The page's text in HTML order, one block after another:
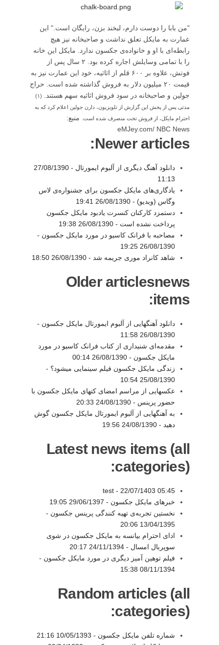
"من بابا را دوست دارم، لبخند بزن، رایگان است." این
عمارت به مایکل تعلق نداشت و صاحبخانه نیز هیچ
رابطه‌ای با او و خانواده‌ی جکسون ندارد. مایکل این خانه
را با تمامی وسایلش اجاره کرده بود. ۲ سال پس از
فوتش، علاوه بر ۶۰۰ قلم از اثاثیه، خود این عمارت نیز به
قیمت ۲۰ میلیون دلار به فروش گذاشته شده است. حراج
جولین و صاحبخانه در سود فروش اثاثیه سهم هستند.
(۱)
مدتی پس از پخش این گزارش از تلویزیون، دارن جولین اعلام کرد که به
احترام مایکل، از فروش تخت منصرف شده است.
منبع:
eMJey.com/ NBC News
Newer articles:
دانلود آهنگ دیگری از آلبوم ایمورتال - 27/08/1390
11:13
یادگاری‌های مایکل جکسون برای جشنواره‌ی لاس
وگاس (ویدیو) - 26/08/1390 19:41
دستمزد کارکنان کنسرت یادبود مایکل جکسون
پرداخت نشده است - 26/08/1390 19:38
مصاحبه با فرانک کاسیو در مورد مایکل جکسون -
26/08/1390 19:25
شاهد کانراد موری جریمه شد - 26/08/1390 18:50
Older articlesnews
items:
دانلود آهنگهایی از آلبوم ایمورتال مایکل جکسون -
26/08/1390 11:58
مقدمه‌ای شنیداری از کتاب فرانک کاسیو در مورد
مایکل جکسون - 26/08/1390 00:14
زندگی مایکل جکسون فیلم سینمایی میشود؟ -
25/08/1390 10:54
عکسهایی از مراسم امضای کتهای مایکل جکسون با
حضور پرینس - 24/08/1390 20:33
به آهنگهایی از آلبوم ایمورتال مایکل جکسون گوش
دهید - 24/08/1390 19:56
Latest news items (all
categories):
test - 22/07/1403 05:45
خبرهای مایکل جکسون - 29/06/1397 19:05
نخستین تجربه‌ی تهیه کنندگی پرینس جکسون -
13/04/1395 20:06
ادای احترام بیانسه به مایکل جکسون در شوی
سوپربال امسال - 24/11/1394 20:17
فیلم توهین آمیز دیگری در مورد مایکل جکسون -
08/11/1394 15:38
Random articles (all
categories):
شماره تلفن مایکل جکسون - 10/05/1393 21:16